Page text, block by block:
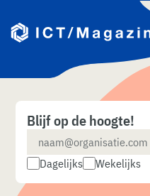
naar
content
Blijf op de hoogte!
Dagelijks Wekelijks